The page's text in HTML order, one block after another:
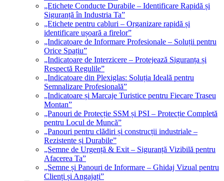
„Etichete Conducte Durabile – Identificare Rapidă și
Siguranță în Industria Ta”
„Etichete pentru cabluri – Organizare rapidă și
identificare ușoară a firelor”
„Indicatoare de Informare Profesionale – Soluții pentru
Orice Spațiu”
„Indicatoare de Interzicere – Protejează Siguranța și
Respectă Regulile”
„Indicatoare din Plexiglas: Soluția Ideală pentru
Semnalizare Profesională”
„Indicatoare și Marcaje Turistice pentru Fiecare Traseu
Montan”
„Panouri de Protecție SSM și PSI – Protecție Completă
pentru Locul de Muncă”
„Panouri pentru clădiri și construcții industriale –
Rezistente și Durabile”
„Semne de Urgență & Exit – Siguranță Vizibilă pentru
Afacerea Ta”
„Semne și Panouri de Informare – Ghidaj Vizual pentru
Clienți și Angajați”